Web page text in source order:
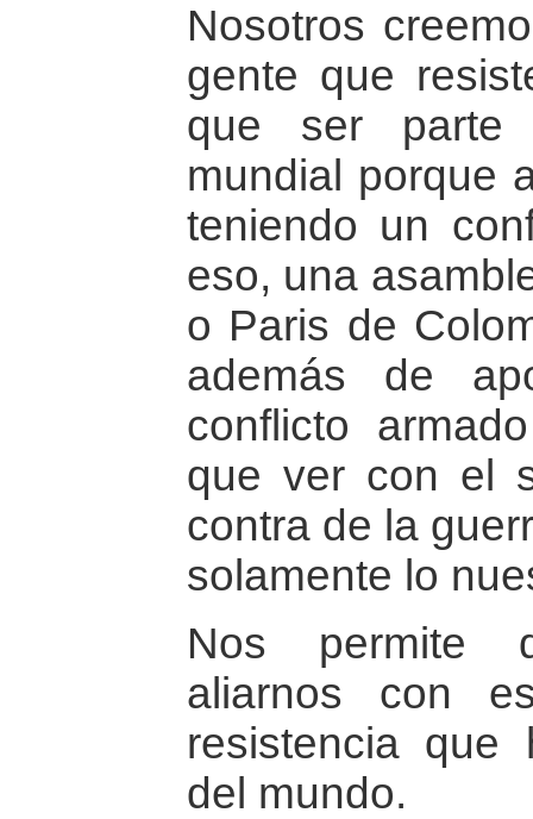
Nosotros
gente que
que ser parte
mundial porque
teniendo un
eso, una
o Paris de
además de
conflicto
que ver con el
contra de la
solamente lo
Nos permite
aliarnos con
resistencia
del mundo.